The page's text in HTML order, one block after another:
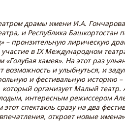
драмы имени И.А.
и Республика Башкортостан
– пронзительную лирическую
в IX Международном
«Голубая камея». На этот раз
возможность и улыбнуться, и
и фестивальную историю
который организует Малый
интересным режиссером
спектакль сразу на два
откроет новые имена